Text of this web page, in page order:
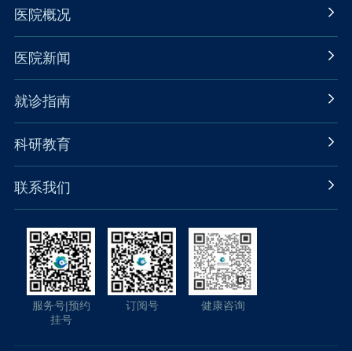
医院概况
医院新闻
就诊指南
科研教育
联系我们
服务号|预约
挂号
订阅号 健康咨询